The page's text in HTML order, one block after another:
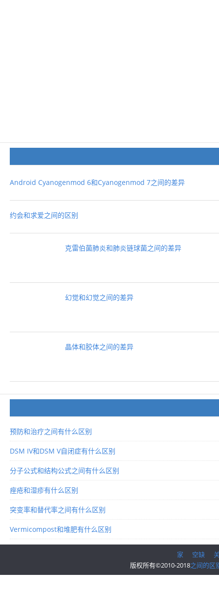
Android Cyanogenmod 6和Cyanogenmod 7之间的差异
约会和求爱之间的区别
克雷伯菌肺炎和肺炎链球菌之间的差异
幻觉和幻觉之间的差异
晶体和胶体之间的差异
预防和治疗之间有什么区别
DSM IV和DSM V自闭症有什么区别
分子公式和结构公式之间有什么区别
痤疮和湿疹有什么区别
突变率和替代率之间有什么区别
Vermicompost和堆肥有什么区别
家 空缺
版权所有©2010-2018之间的区